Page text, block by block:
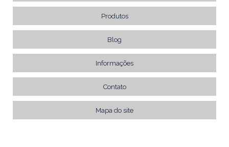
Produtos
Blog
Informações
Contato
Mapa do site